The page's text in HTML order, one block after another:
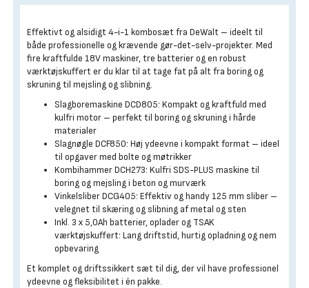
Effektivt og alsidigt 4-i-1 kombosæt fra DeWalt – ideelt til
både professionelle og krævende gør-det-selv-projekter. Med
fire kraftfulde 18V maskiner, tre batterier og en robust
værktøjskuffert er du klar til at tage fat på alt fra boring og
skruning til mejsling og slibning.
Slagboremaskine DCD805: Kompakt og kraftfuld med
kulfri motor – perfekt til boring og skruning i hårde
materialer
Slagnøgle DCF850: Høj ydeevne i kompakt format – ideel
til opgaver med bolte og møtrikker
Kombihammer DCH273: Kulfri SDS-PLUS maskine til
boring og mejsling i beton og murværk
Vinkelsliber DCG405: Effektiv og handy 125 mm sliber –
velegnet til skæring og slibning af metal og sten
Inkl. 3 x 5,0Ah batterier, oplader og TSAK
værktøjskuffert: Lang driftstid, hurtig opladning og nem
opbevaring
Et komplet og driftssikkert sæt til dig, der vil have professionel
ydeevne og fleksibilitet i én pakke.